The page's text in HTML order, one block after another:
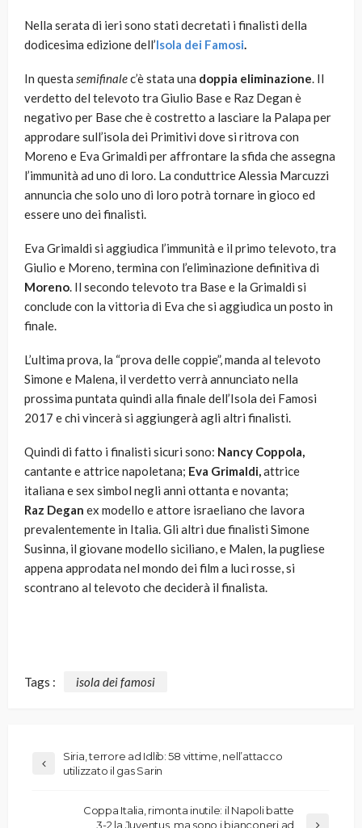
Nella serata di ieri sono stati decretati i finalisti della
dodicesima edizione dell’Isola dei Famosi.
In questa semifinalec’è stata una doppia eliminazione. Il
verdetto del televoto tra Giulio Base e Raz Degan è
negativo per Base che è costretto a lasciare la Palapa per
approdare sull’isola dei Primitivi dove si ritrova con
Moreno e Eva Grimaldi per affrontare la sfida che assegna
l’immunità ad uno di loro. La conduttrice Alessia Marcuzzi
annuncia che solo uno di loro potrà tornare in gioco ed
essere uno dei finalisti.
Eva Grimaldi si aggiudica l’immunità e il primo televoto, tra
Giulio e Moreno, termina con l’eliminazione definitiva di
Moreno. Il secondo televoto tra Base e la Grimaldi si
conclude con la vittoria di Eva che si aggiudica un posto in
finale.
L’ultima prova, la “prova delle coppie”, manda al televoto
Simone e Malena, il verdetto verrà annunciato nella
prossima puntata quindi alla finale dell’Isola dei Famosi
2017 e chi vincerà si aggiungerà agli altri finalisti.
Quindi di fatto i finalisti sicuri sono: Nancy Coppola,
cantante e attrice napoletana; Eva Grimaldi,attrice
italiana e sex simbol negli anni ottanta e novanta;
Raz Degan ex modello e attore israeliano che lavora
prevalentemente in Italia. Gli altri due finalisti Simone
Susinna, il giovane modello siciliano, e Malen, la pugliese
appena approdata nel mondo dei film a luci rosse, si
scontrano al televoto che deciderà il finalista.
Tags : isola dei famosi
Siria, terrore ad Idlib: 58 vittime, nell’attacco
utilizzato il gas Sarin
Coppa Italia, rimonta inutile: il Napoli batte
3-2 la Juventus, ma sono i bianconeri ad